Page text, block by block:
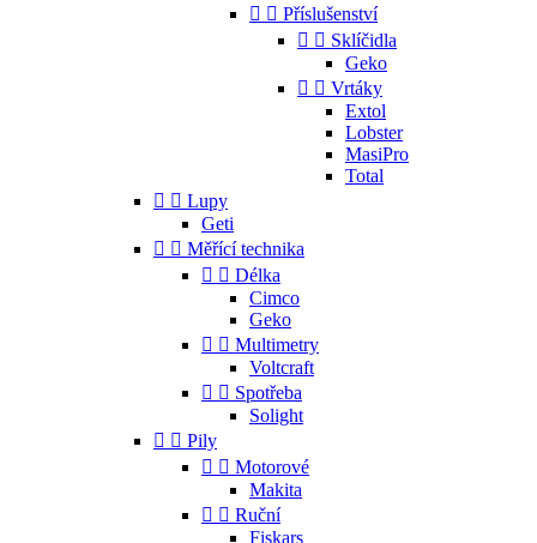
  Příslušenství
  Sklíčidla
Geko
  Vrtáky
Extol
Lobster
MasiPro
Total
  Lupy
Geti
  Měřící technika
  Délka
Cimco
Geko
  Multimetry
Voltcraft
  Spotřeba
Solight
  Pily
  Motorové
Makita
  Ruční
Fiskars